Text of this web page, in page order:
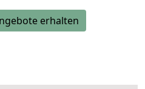
erhalten